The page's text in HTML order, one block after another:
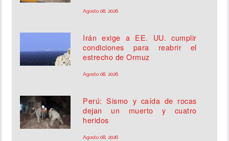
Agosto 08, 2026
Irán exige a EE. UU. cumplir
condiciones para reabrir el
estrecho de Ormuz
Agosto 08, 2026
Perú: Sismo y caída de rocas
dejan un muerto y cuatro
heridos
Agosto 08, 2026